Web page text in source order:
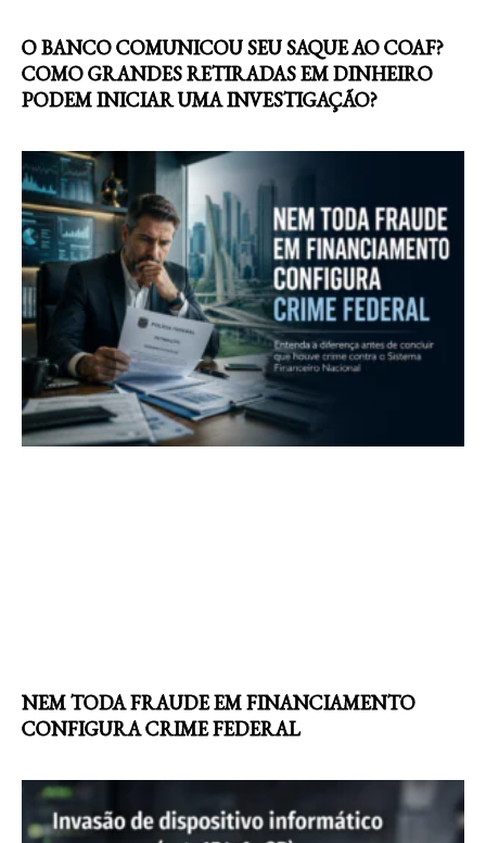
O BANCO COMUNICOU SEU SAQUE AO COAF?
COMO GRANDES RETIRADAS EM DINHEIRO
PODEM INICIAR UMA INVESTIGAÇÃO?
NEM TODA FRAUDE EM FINANCIAMENTO
CONFIGURA CRIME FEDERAL